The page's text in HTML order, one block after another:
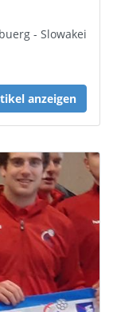
- Slowakei
anzeigen